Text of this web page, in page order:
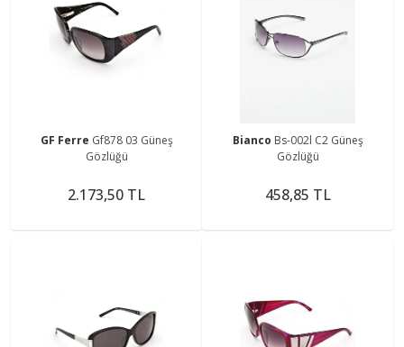
GF Ferre Gf878 03 Güneş
Gözlüğü
2.173,50 TL
Bianco Bs-002l C2 Güneş
Gözlüğü
458,85 TL